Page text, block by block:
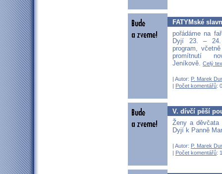
FATYMské
pořádáme na
Dyjí 23. –
program,
promítnutí
Jeníkově. Celý
| Autor: P. Marek
Počet komentářů:
V. dívčí pěší
Ženy a
Dyjí k Panně
| Autor: P. Marek
Počet komentářů: